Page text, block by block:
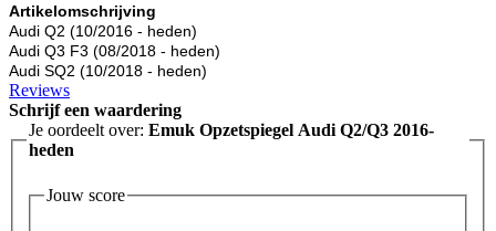
Artikelomschrijving
Audi Q2 (10/2016 - heden)
Audi Q3 F3 (08/2018 - heden)
Audi SQ2 (10/2018 - heden)
Reviews
Schrijf een waardering
Je oordeelt over: Emuk Opzetspiegel Audi Q2/Q3 2016-
heden
Jouw score